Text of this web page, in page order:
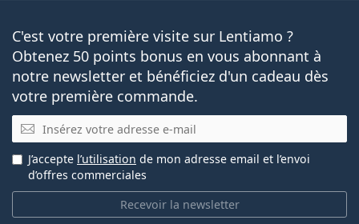
C'est votre première visite sur Lentiamo ?
Obtenez 50 points bonus en vous abonnant à
notre newsletter et bénéficiez d'un cadeau dès
votre première commande.
E-mail
Recevoir la newsletter
J’accepte l’utilisation de mon adresse email et l’envoi
d’offres commerciales